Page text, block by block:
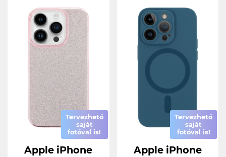
Tervezhető
saját
fotóval is!
Apple iPhone
Tervezhető
saját
fotóval is!
Apple iPhone